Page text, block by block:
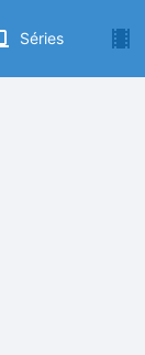
Séries